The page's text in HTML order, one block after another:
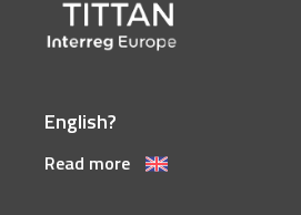
English?
Read more